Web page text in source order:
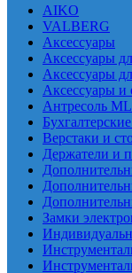
AIKO
VALBERG
Аксессуары
Аксессуары
Аксессуары
Аксессуары и
Антресоль ML
Верстаки и
Держатели и
Замки